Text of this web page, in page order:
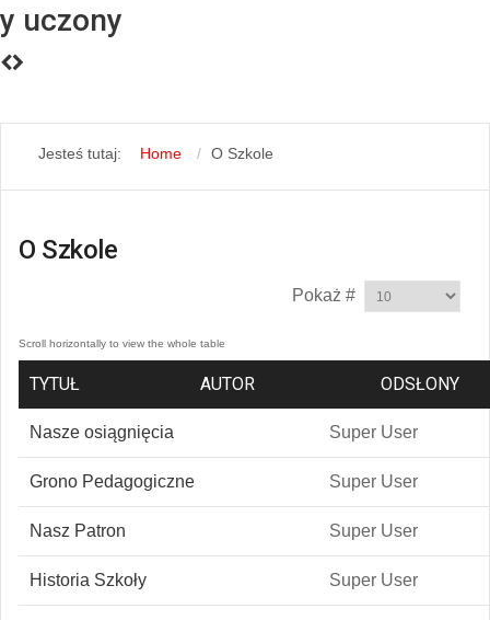
y uczony
Jesteś tutaj: Home O Szkole
O Szkole
Pokaż #
TYTUŁ AUTOR ODSŁONY
Nasze osiągnięcia Super User
Grono Pedagogiczne Super User
Nasz Patron Super User
Historia Szkoły Super User